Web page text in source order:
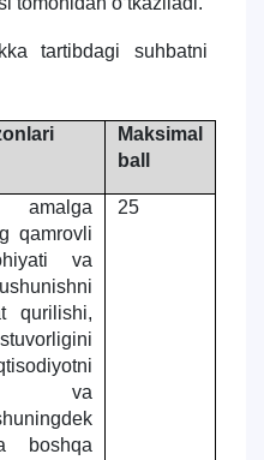
tartibdagi suhbatni
Maksimal
ball
qamrovli
va
qurilishi,
va
boshqa
25
6. Elektron ariza (16)
8. Bakalavriat kvotasi (3)